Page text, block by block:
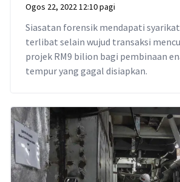
Ogos 22, 2022 12:10 pagi
Siasatan forensik mendapati
terlibat selain wujud transaksi
projek RM9 bilion bagi pembinaan
tempur yang gagal disiapkan.